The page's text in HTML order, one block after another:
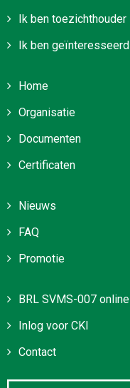
Ik ben toezichthouder
Ik ben geïnteresseerd
Home
Organisatie
Documenten
Certificaten
Nieuws
FAQ
Promotie
BRL SVMS-007 online
Inlog voor CKI
Contact